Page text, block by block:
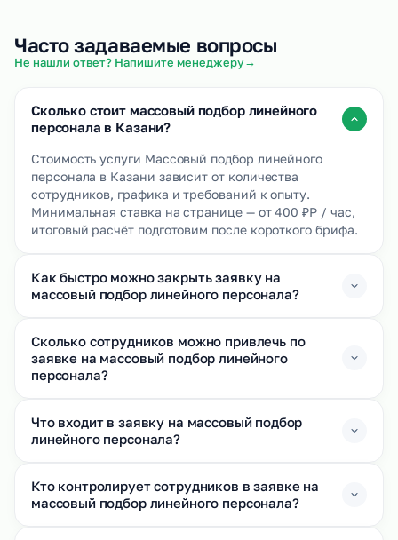
Часто задаваемые вопросы
Не нашли ответ? Напишите менеджеру→
Сколько стоит массовый подбор линейного
персонала в Казани?
Стоимость услуги Массовый подбор линейного
персонала в Казани зависит от количества
сотрудников, графика и требований к опыту.
Минимальная ставка на странице — от 400 ₽Р / час,
итоговый расчёт подготовим после короткого брифа.
Как быстро можно закрыть заявку на
массовый подбор линейного персонала?
Сколько сотрудников можно привлечь по
заявке на массовый подбор линейного
персонала?
Что входит в заявку на массовый подбор
линейного персонала?
Кто контролирует сотрудников в заявке на
массовый подбор линейного персонала?